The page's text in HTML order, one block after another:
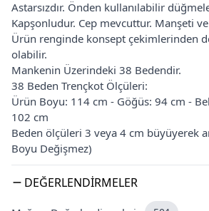
Astarsızdır. Önden kullanılabilir
Kapşonludur. Cep mevcuttur. Manşeti ve
Ürün renginde konsept çekimlerinden
olabilir.
Mankenin Üzerindeki 38 Bedendir.
38 Beden Trençkot Ölçüleri:
Ürün Boyu: 114 cm - Göğüs: 94 cm -
102 cm
Beden ölçüleri 3 veya 4 cm büyüyerek
Boyu Değişmez)
DEĞERLENDIRMELER